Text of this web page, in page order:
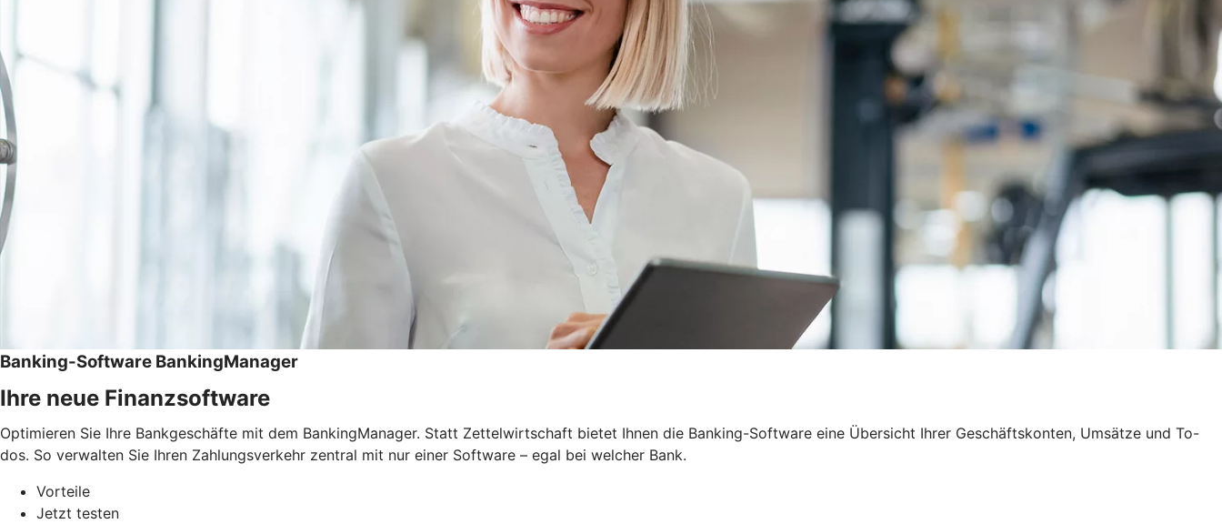
Banking-Software BankingManager
Ihre neue Finanzsoftware
Optimieren Sie Ihre Bankgeschäfte mit dem BankingManager. Statt Zettelwirtschaft bietet Ihnen die Banking-Software eine Übersicht Ihrer Geschäftskonten, Umsätze und To-
dos. So verwalten Sie Ihren Zahlungsverkehr zentral mit nur einer Software – egal bei welcher Bank.
Vorteile
Jetzt testen